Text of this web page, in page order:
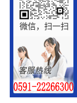
生态环境部今日
地区以及江苏、
微信，扫一扫